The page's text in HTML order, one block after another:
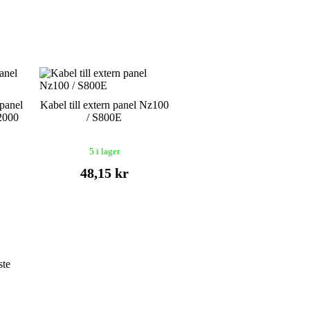
Kabel till extern panel Nz100
/ S800E
5 i lager
48,15 kr